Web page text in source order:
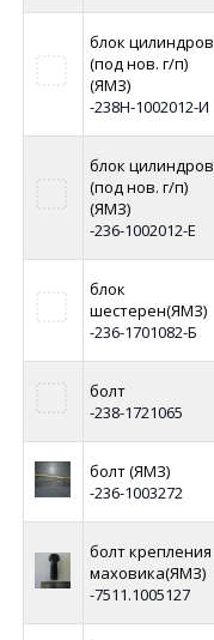
блок цилиндров
(под нов. г/п)
(ЯМЗ)
-238Н-1002012-И
блок цилиндров
(под нов. г/п)
(ЯМЗ)
-236-1002012-Е
блок
шестерен(ЯМЗ)
-236-1701082-Б
болт
-238-1721065
болт (ЯМЗ)
-236-1003272
болт крепления
маховика(ЯМЗ)
-7511.1005127